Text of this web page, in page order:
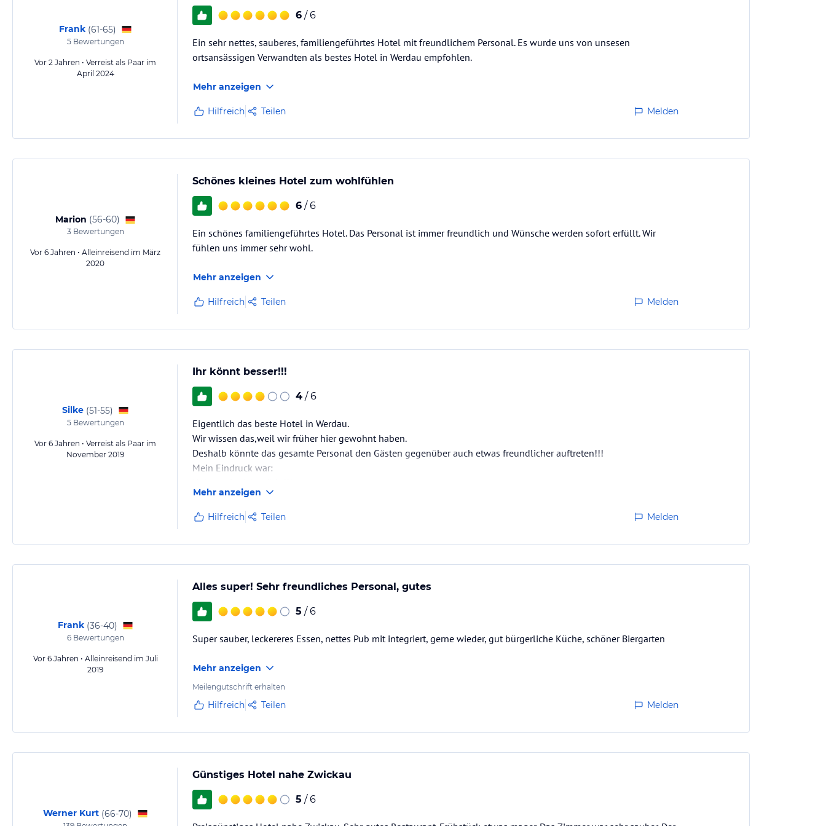
Frank (61-65)
5Bewertungen
Vor 2 Jahren • Verreist als Paar im
April 2024
6 / 6
Ein sehr nettes, sauberes, familiengeführtes Hotel mit freundlichem Personal. Es wurde uns von unsesen
ortsansässigen Verwandten als bestes Hotel in Werdau empfohlen.
Mehr anzeigen
Hilfreich Teilen Melden
Marion (56-60)
3Bewertungen
Vor 6 Jahren • Alleinreisend im März
2020
Schönes kleines Hotel zum wohlfühlen
6 / 6
Ein schönes familiengeführtes Hotel. Das Personal ist immer freundlich und Wünsche werden sofort erfüllt. Wir
fühlen uns immer sehr wohl.
Mehr anzeigen
Hilfreich Teilen Melden
Silke (51-55)
5Bewertungen
Vor 6 Jahren • Verreist als Paar im
November 2019
Ihr könnt besser!!!
4 / 6
Eigentlich das beste Hotel in Werdau.
Wir wissen das,weil wir früher hier gewohnt haben.
Deshalb könnte das gesamte Personal den Gästen gegenüber auch etwas freundlicher auftreten!!!
Mein Eindruck war:
(bis auf wenige Ausnahmen)
Unser Kellner, Herr K., toll .
So stelle ich mir freundliche Mitarbeiter vor!!!
Mehr anzeigen
Hilfreich Teilen Melden
Frank (36-40)
6Bewertungen
Vor 6 Jahren • Alleinreisend im Juli
2019
Alles super! Sehr freundliches Personal, gutes
5 / 6
Super sauber, leckereres Essen, nettes Pub mit integriert, gerne wieder, gut bürgerliche Küche, schöner Biergarten
Mehr anzeigen
Meilengutschrift erhalten
Hilfreich Teilen Melden
Werner Kurt (66-70)
Günstiges Hotel nahe Zwickau
5 / 6